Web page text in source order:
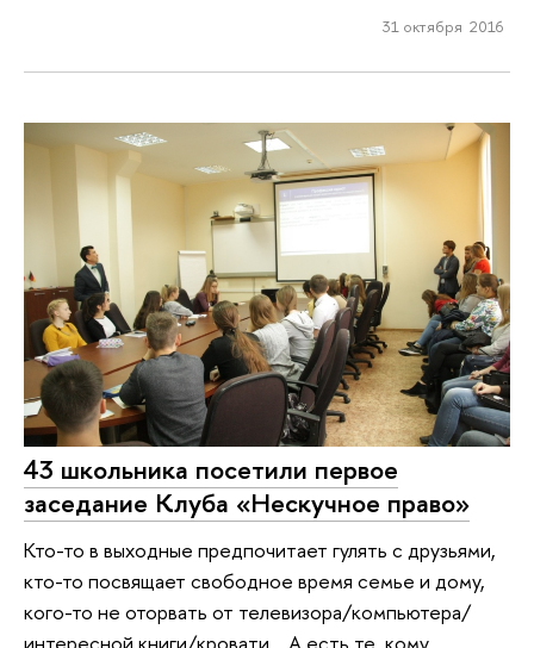
31 октября 2016
43 школьника посетили первое
заседание Клуба «Нескучное право»
Кто-то в выходные предпочитает гулять с друзьями,
кто-то посвящает свободное время семье и дому,
кого-то не оторвать от телевизора/компьютера/